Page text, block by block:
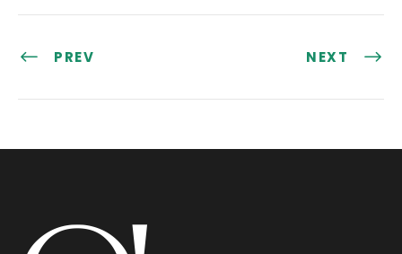
PREV NEXT